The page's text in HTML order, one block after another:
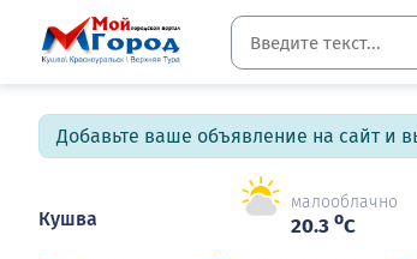
Добавьте ваше объявление на сайт и
Кушва
малооблачно
20.3 oC